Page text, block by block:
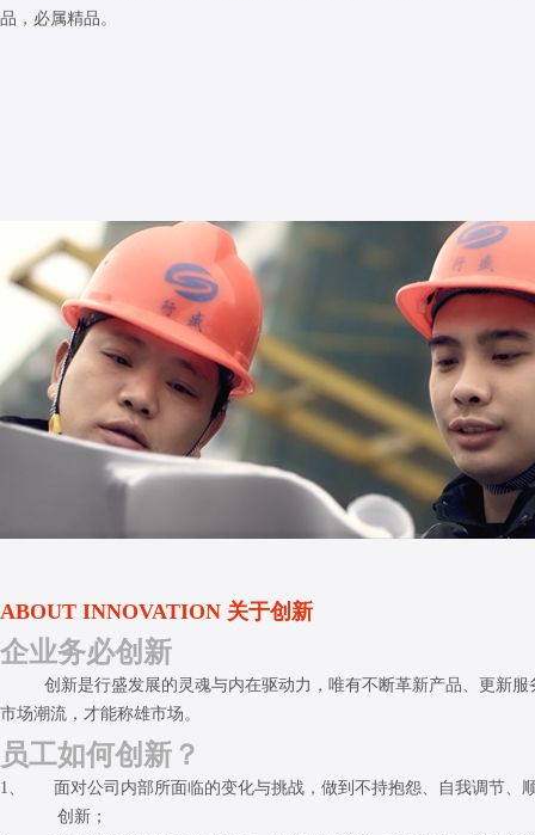
品，必属精品。
ABOUT INNOVATION 关于创新
企业务必创新
创新是行盛发展的灵魂与内在驱动力，唯有不断革新产品、更新服
市场潮流，才能称雄市场。
员工如何创新？
1、 面对公司内部所面临的变化与挑战，做到不持抱怨、自我调节、
创新；